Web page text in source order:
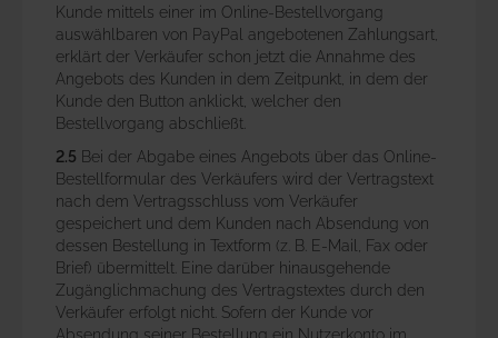
Kunde mittels einer im Online-Bestellvorgang
auswählbaren von PayPal angebotenen Zahlungsart,
erklärt der Verkäufer schon jetzt die Annahme des
Angebots des Kunden in dem Zeitpunkt, in dem der
Kunde den Button anklickt, welcher den
Bestellvorgang abschließt.
2.5 Bei der Abgabe eines Angebots über das Online-
Bestellformular des Verkäufers wird der Vertragstext
nach dem Vertragsschluss vom Verkäufer
gespeichert und dem Kunden nach Absendung von
dessen Bestellung in Textform (z. B. E-Mail, Fax oder
Brief) übermittelt. Eine darüber hinausgehende
Zugänglichmachung des Vertragstextes durch den
Verkäufer erfolgt nicht. Sofern der Kunde vor